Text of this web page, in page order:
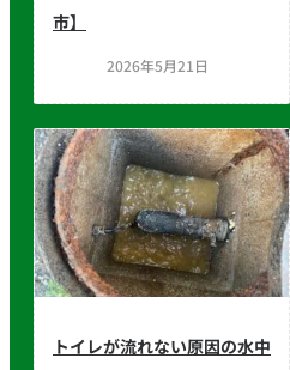
市】
2026年5月21日
トイレが流れない原因の水中